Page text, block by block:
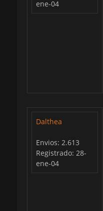
ene-04
Dalthea
Envios: 2.613
Registrado: 28-
ene-04